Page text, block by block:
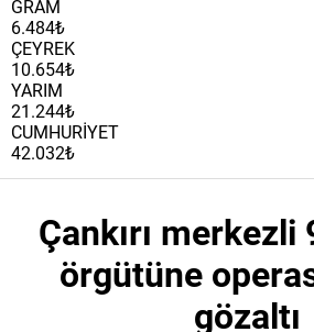
GRAM
6.484₺
ÇEYREK
10.654₺
YARIM
21.244₺
CUMHURİYET
42.032₺
Çankırı merkezli
örgütüne
gözaltı